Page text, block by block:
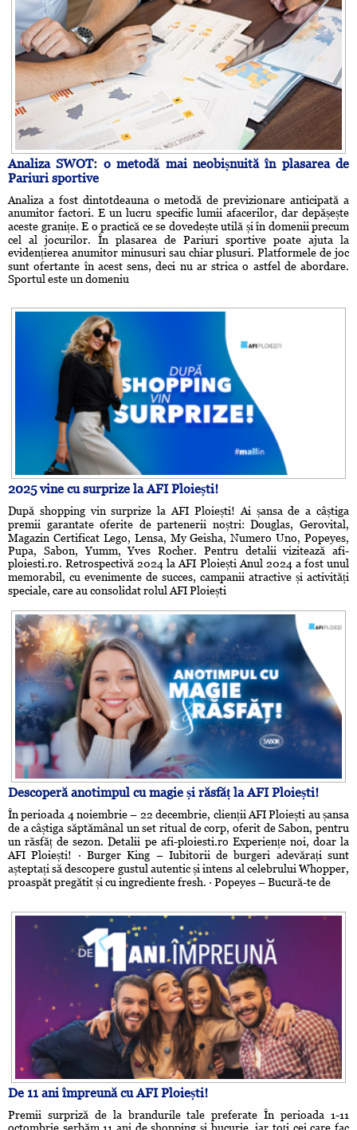
Analiza SWOT: o metodă mai neobișnuită în plasarea de
Pariuri sportive
Analiza a fost dintotdeauna o metodă de previzionare anticipată a
anumitor factori. E un lucru specific lumii afacerilor, dar depășește
aceste granițe. E o practică ce se dovedește utilă și în domenii precum
cel al jocurilor. În plasarea de Pariuri sportive poate ajuta la
evidențierea anumitor minusuri sau chiar plusuri. Platformele de joc
sunt ofertante în acest sens, deci nu ar strica o astfel de abordare.
Sportul este un domeniu
2025 vine cu surprize la AFI Ploiești!
După shopping vin surprize la AFI Ploiești! Ai șansa de a câștiga
premii garantate oferite de partenerii noștri: Douglas, Gerovital,
Magazin Certificat Lego, Lensa, My Geisha, Numero Uno, Popeyes,
Pupa, Sabon, Yumm, Yves Rocher. Pentru detalii vizitează afi-
ploiesti.ro. Retrospectivă 2024 la AFI Ploiești Anul 2024 a fost unul
memorabil, cu evenimente de succes, campanii atractive și activități
speciale, care au consolidat rolul AFI Ploiești
Descoperă anotimpul cu magie și răsfăț la AFI Ploiești!
În perioada 4 noiembrie – 22 decembrie, clienții AFI Ploiești au șansa
de a câștiga săptămânal un set ritual de corp, oferit de Sabon, pentru
un răsfăț de sezon. Detalii pe afi-ploiesti.ro Experiențe noi, doar la
AFI Ploiești! · Burger King – Iubitorii de burgeri adevărați sunt
așteptați să descopere gustul autentic și intens al celebrului Whopper,
proaspăt pregătit și cu ingrediente fresh. · Popeyes – Bucură-te de
De 11 ani împreună cu AFI Ploiești!
Premii surpriză de la brandurile tale preferate În perioada 1-11